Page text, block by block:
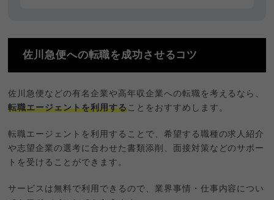
佐川急便への転職を成功させるコツ
佐川急便などの有名企業や高年収企業への転職を考えるなら、
転職エージェントを利用することをおすすめします。
転職エージェントを利用することで、希望する職種の求人紹介
や志望企業の選考に合わせた書類添削、面接対策などのサポー
トを受けることができます。
サービスは無料で利用できるので、業界事情・仕事内容につい